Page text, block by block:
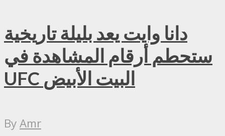
دانا وايت يعد بليلة تاريخية
ستحطم أرقام المشاهدة في
UFC البيت الأبيض
ByAmr